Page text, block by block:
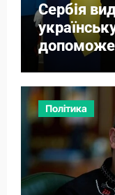
Сербія
допоможе
міст
Політика